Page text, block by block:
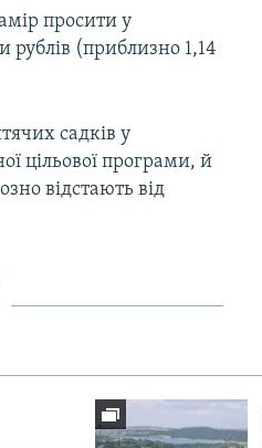
просити у
рублів (приблизно 1,14
садків у
цільової програми, й
відстають від